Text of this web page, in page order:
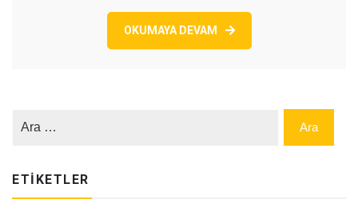
OKUMAYA DEVAM
ETIKETLER